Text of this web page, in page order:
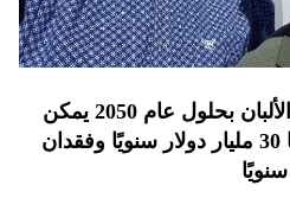
الإجهاد الحراري في تربية الألبان بحلول عام 2050 يمكن
أن يصل إلى خسارة قدرها 30 مليار دولار سنويًا وفقدان